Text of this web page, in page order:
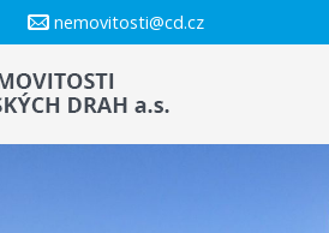
nemovitosti@cd.cz